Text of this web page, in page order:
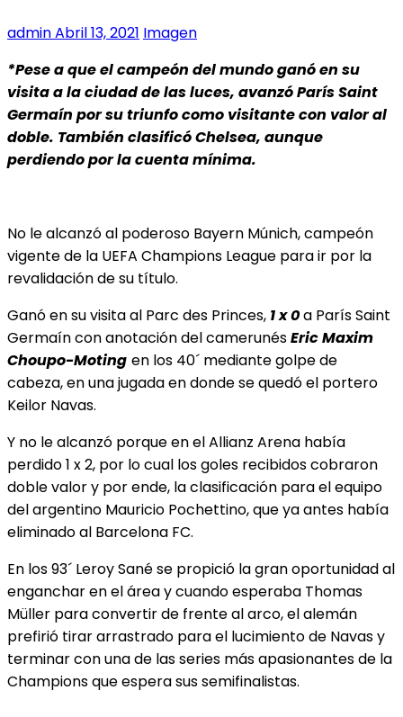
adminAbril 13, 2021 Imagen
*Pese a que el campeón del mundo ganó en su
visita a la ciudad de las luces, avanzó París Saint
Germaín por su triunfo como visitante con valor al
doble. También clasificó Chelsea, aunque
perdiendo por la cuenta mínima.
No le alcanzó al poderoso Bayern Múnich, campeón
vigente de la UEFA Champions League para ir por la
revalidación de su título.
Ganó en su visita al Parc des Princes, 1 x 0a París Saint
Germaín con anotación del camerunésEric Maxim
Choupo-Moting en los 40´ mediante golpe de
cabeza, en una jugada en donde se quedó el portero
Keilor Navas.
Y no le alcanzó porque en el Allianz Arena había
perdido 1 x 2, por lo cual los goles recibidos cobraron
doble valor y por ende, la clasificación para el equipo
del argentino Mauricio Pochettino, que ya antes había
eliminado al Barcelona FC.
En los 93´ Leroy Sané se propició la gran oportunidad al
enganchar en el área y cuando esperaba Thomas
Müller para convertir de frente al arco, el alemán
prefirió tirar arrastrado para el lucimiento de Navas y
terminar con una de las series más apasionantes de la
Champions que espera sus semifinalistas.